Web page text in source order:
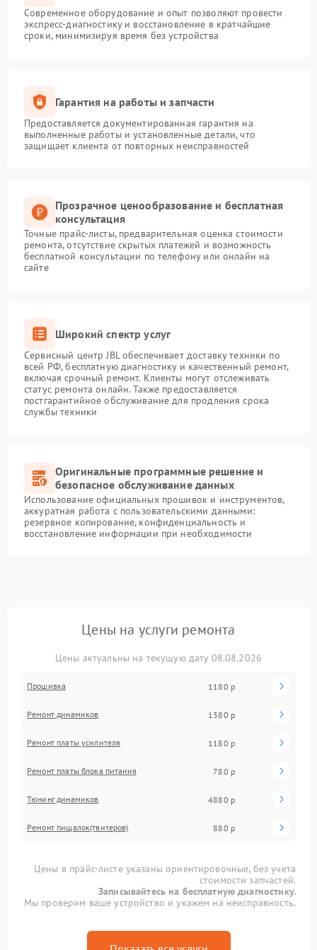
Современное оборудование и опыт позволяют провести
экспресс-диагностику и восстановление в кратчайшие
сроки, минимизируя время без устройства
Гарантия на работы и запчасти
Предоставляется документированная гарантия на
выполненные работы и установленные детали, что
защищает клиента от повторных неисправностей
Прозрачное ценообразование и бесплатная
консультация
Точные прайс-листы, предварительная оценка стоимости
ремонта, отсутствие скрытых платежей и возможность
бесплатной консультации по телефону или онлайн на
сайте
Широкий спектр услуг
Сервисный центр JBL обеспечивает доставку техники по
всей РФ, бесплатную диагностику и качественный ремонт,
включая срочный ремонт. Клиенты могут отслеживать
статус ремонта онлайн. Также предоставляется
постгарантийное обслуживание для продления срока
службы техники
Оригинальные программные решение и
безопасное обслуживание данных
Использование официальных прошивок и инструментов,
аккуратная работа с пользовательскими данными:
резервное копирование, конфиденциальность и
восстановление информации при необходимости
Цены на услуги ремонта
Цены актуальны на текущую дату 08.08.2026
Прошивка 1180 р
Ремонт динамиков 1380 р
Ремонт платы усилителя 1180 р
Ремонт платы блока питания 780 р
Тюнинг динамиков 4880 р
Ремонт пищалок(твитеров) 880 р
Цены в прайс-листе указаны ориентировочные, без учета
стоимости запчастей.
Записывайтесь на бесплатную диагностику.
Мы проверим ваше устройство и укажем на неисправность.